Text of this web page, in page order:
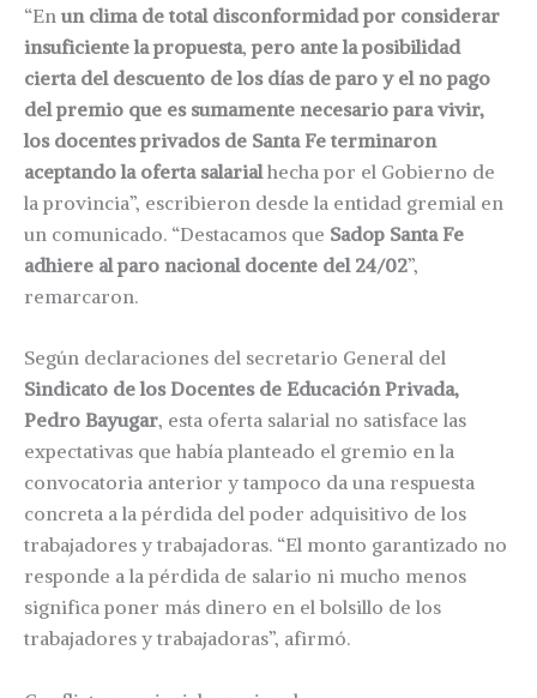
“En un clima de total disconformidad por considerar
insuficiente la propuesta,pero ante la posibilidad
cierta del descuento de los días de paro y el no pago
del premio que es sumamente necesario para vivir,
los docentes privados de Santa Fe terminaron
aceptando la oferta salarial hecha por el Gobierno de
la provincia”, escribieron desde la entidad gremial en
un comunicado. “Destacamos que Sadop Santa Fe
adhiere al paro nacional docente del 24/02”,
remarcaron.
Según declaraciones del secretario General del
Sindicato de los Docentes de Educación Privada,
Pedro Bayugar, esta oferta salarial no satisface las
expectativas que había planteado el gremio en la
convocatoria anterior y tampoco da una respuesta
concreta a la pérdida del poder adquisitivo de los
trabajadores y trabajadoras. “El monto garantizado no
responde a la pérdida de salario ni mucho menos
significa poner más dinero en el bolsillo de los
trabajadores y trabajadoras”, afirmó.